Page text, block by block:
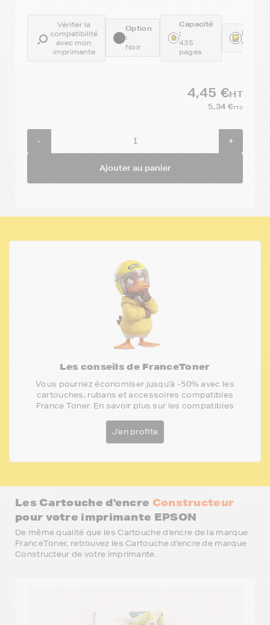
Vérifier la
compatibilité
avec mon
imprimante
Option
:
Noir
Capacité
:
435
pages
4,45 €HT
5,34 €TTC
- +
Ajouter au panier
Les conseils de FranceToner
Vous pourriez économiser jusqu'à -50% avec les
cartouches, rubans et accessoires compatibles
France Toner. En savoir plus sur les compatibles
J'en profite
Les Cartouche d'encre Constructeur
pour votre imprimante EPSON
De même qualité que les Cartouche d'encre de la marque
FranceToner, retrouvez les Cartouche d'encre de marque
Constructeur de votre imprimante.